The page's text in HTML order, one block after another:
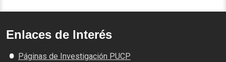
Enlaces de Interés
Páginas de Investigación PUCP